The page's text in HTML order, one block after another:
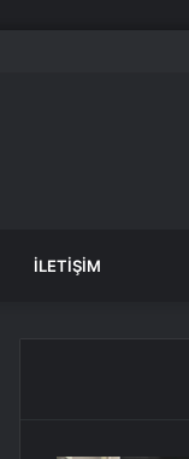
İLETIŞIM